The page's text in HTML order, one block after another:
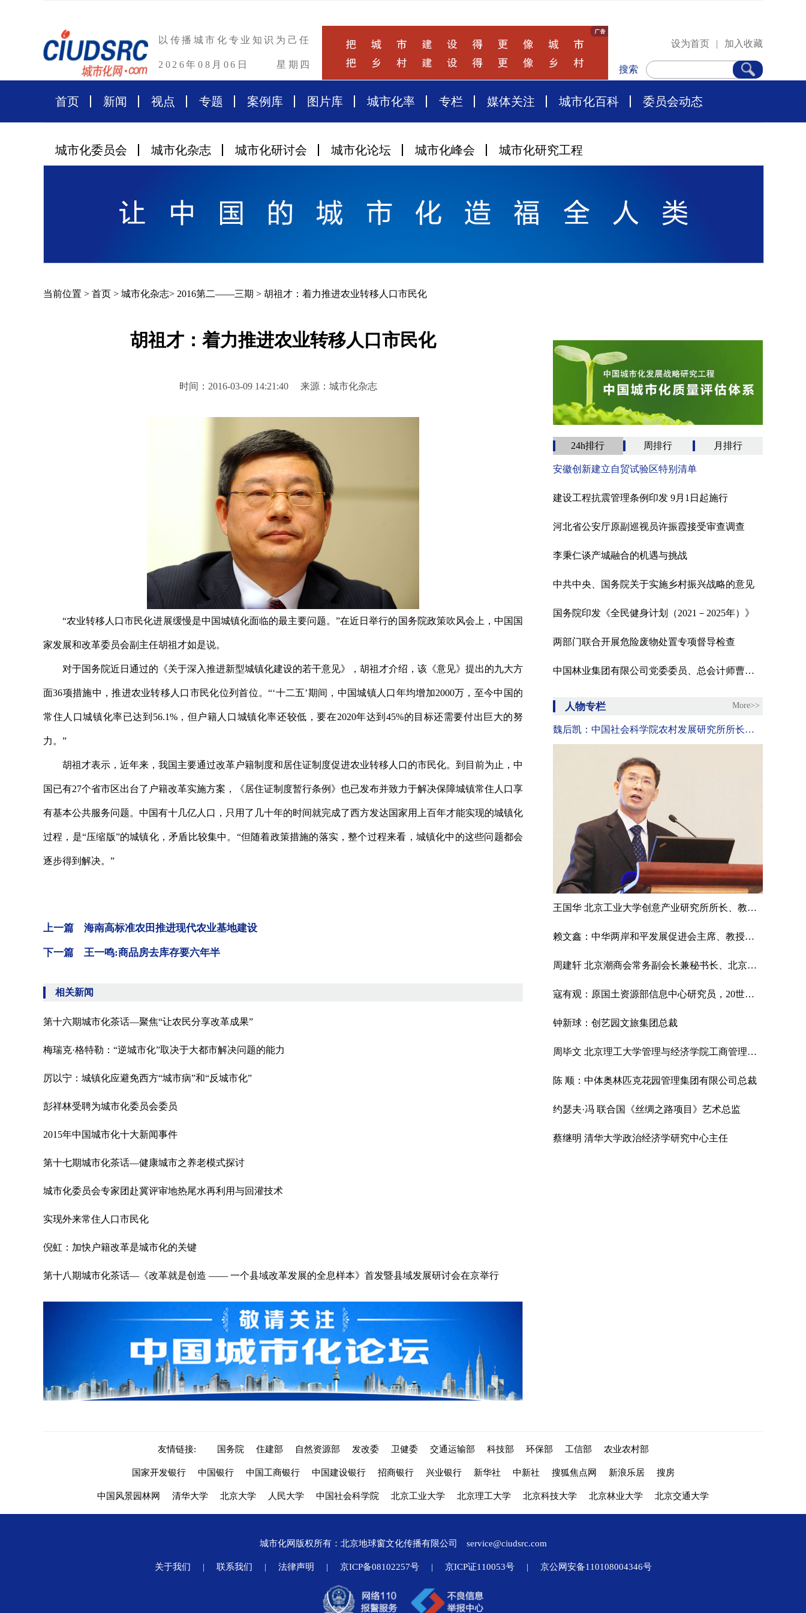
以传播城市化专业知识为己任
2026年08月06日 星期四
设为首页 | 加入收藏
搜索
首页 新闻 视点 专题 案例库 图片库 城市化率 专栏 媒体关注 城市化百科 委员会动态
城市化委员会 城市化杂志 城市化研讨会 城市化论坛 城市化峰会 城市化研究工程
当前位置 > 首页 > 城市化杂志> 2016第二——三期 > 胡祖才：着力推进农业转移人口市民化
胡祖才：着力推进农业转移人口市民化
时间：2016-03-09 14:21:40 来源：城市化杂志
“农业转移人口市民化进展缓慢是中国城镇化面临的最主要问题。”在近日举行的国务院政策吹风会上，中国国
家发展和改革委员会副主任胡祖才如是说。
对于国务院近日通过的《关于深入推进新型城镇化建设的若干意见》，胡祖才介绍，该《意见》提出的九大方
面36项措施中，推进农业转移人口市民化位列首位。“‘十二五’期间，中国城镇人口年均增加2000万，至今中国的
常住人口城镇化率已达到56.1%，但户籍人口城镇化率还较低，要在2020年达到45%的目标还需要付出巨大的努
力。”
胡祖才表示，近年来，我国主要通过改革户籍制度和居住证制度促进农业转移人口的市民化。到目前为止，中
国已有27个省市区出台了户籍改革实施方案，《居住证制度暂行条例》也已发布并致力于解决保障城镇常住人口享
有基本公共服务问题。中国有十几亿人口，只用了几十年的时间就完成了西方发达国家用上百年才能实现的城镇化
过程，是“压缩版”的城镇化，矛盾比较集中。“但随着政策措施的落实，整个过程来看，城镇化中的这些问题都会
逐步得到解决。”
上一篇 海南高标准农田推进现代农业基地建设
下一篇 王一鸣:商品房去库存要六年半
相关新闻
第十六期城市化茶话—聚焦“让农民分享改革成果”
梅瑞克·格特勒：“逆城市化”取决于大都市解决问题的能力
厉以宁：城镇化应避免西方“城市病”和“反城市化”
彭祥林受聘为城市化委员会委员
2015年中国城市化十大新闻事件
第十七期城市化茶话—健康城市之养老模式探讨
城市化委员会专家团赴冀评审地热尾水再利用与回灌技术
实现外来常住人口市民化
倪虹：加快户籍改革是城市化的关键
第十八期城市化茶话—《改革就是创造 —— 一个县域改革发展的全息样本》首发暨县域发展研讨会在京举行
24h排行 周排行 月排行
安徽创新建立自贸试验区特别清单
建设工程抗震管理条例印发 9月1日起施行
河北省公安厅原副巡视员许振霞接受审查调查
李秉仁谈产城融合的机遇与挑战
中共中央、国务院关于实施乡村振兴战略的意见
国务院印发《全民健身计划（2021－2025年）》
两部门联合开展危险废物处置专项督导检查
中国林业集团有限公司党委委员、总会计师曹军接受纪律审查和监察调查
人物专栏 More>>
魏后凯：中国社会科学院农村发展研究所所长、研究员、经济学博士。
王国华 北京工业大学创意产业研究所所长、教授、博士
赖文鑫：中华两岸和平发展促进会主席、教授、中国国际城市化发展战略研究委会副主任
周建轩 北京潮商会常务副会长兼秘书长、北京市京潮公益基金会副主席兼秘书长、潮汕影视制作中心总经理
寇有观：原国土资源部信息中心研究员，20世纪80年代国家公派留美高级访问学者。先后在中国科学院、中国农科院、ESRI、国家土地管理局国土资源部信息中心等部门从事生态环境、国土资源、区域规划、卫星遥感和信息系统
钟新球：创艺园文旅集团总裁
周毕文 北京理工大学管理与经济学院工商管理系副主任、教授
陈 顺：中体奥林匹克花园管理集团有限公司总裁
约瑟夫·冯 联合国《丝绸之路项目》艺术总监
蔡继明 清华大学政治经济学研究中心主任
友情链接: 国务院 住建部 自然资源部 发改委 卫健委 交通运输部 科技部 环保部 工信部 农业农村部
国家开发银行 中国银行 中国工商银行 中国建设银行 招商银行 兴业银行 新华社 中新社 搜狐焦点网 新浪乐居 搜房
中国风景园林网 清华大学 北京大学 人民大学 中国社会科学院 北京工业大学 北京理工大学 北京科技大学 北京林业大学 北京交通大学
城市化网版权所有：北京地球窗文化传播有限公司 service@ciudsrc.com
关于我们 | 联系我们 | 法律声明 | 京ICP备08102257号 | 京ICP证110053号 | 京公网安备110108004346号